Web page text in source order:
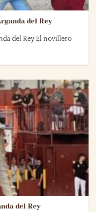
del Rey
del Rey El novillero
del Rey